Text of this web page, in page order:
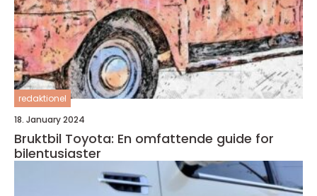
redaktionel
18. January 2024
Bruktbil Toyota: En omfattende guide for
bilentusiaster